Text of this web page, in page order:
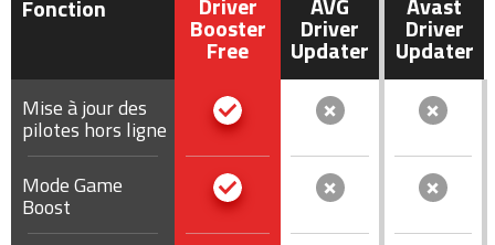
Fonction
Booster
Free
Driver
Updater
Driver
Updater
Mise à jour des
pilotes hors ligne
Mode Game
Boost